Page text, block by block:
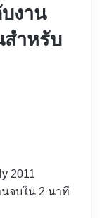
งาน
สำหรับ
2011
นจบใน 2 นาที